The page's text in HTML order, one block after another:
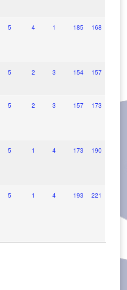
5 4 1 185 168
5 2 3 154 157
5 2 3 157 173
5 1 4 173 190
5 1 4 193 221